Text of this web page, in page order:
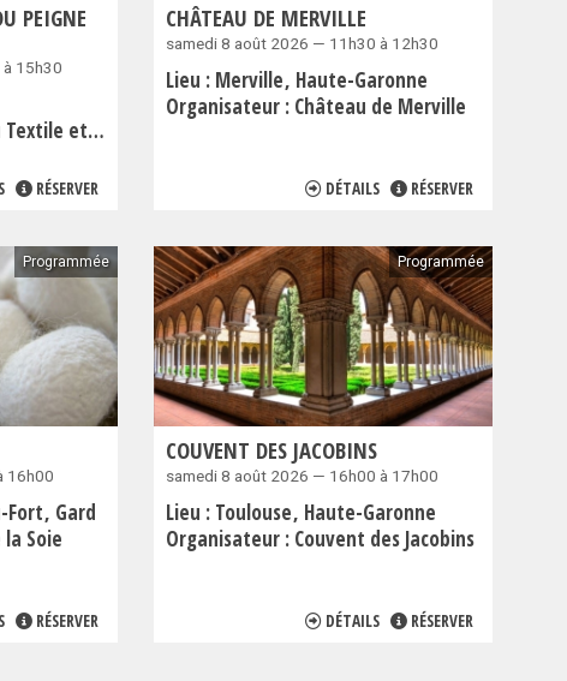
PEIGNE
15h30
Peigne de Corne
RÉSERVER
CHÂTEAU DE MERVILLE
samedi 8 août 2026 — 11h30 à 12h30
Lieu : Merville Haute-Garonne
Organisateur : Château de Merville
DÉTAILS RÉSERVER
Programmée
16h00
Fort Gard
Soie
RÉSERVER
Programmée
COUVENT DES JACOBINS
samedi 8 août 2026 — 16h00 à 17h00
Lieu : Toulouse Haute-Garonne
Organisateur : Couvent des Jacobins
DÉTAILS RÉSERVER